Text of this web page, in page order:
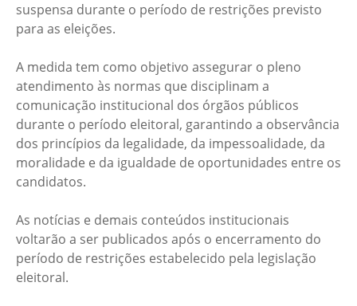
suspensa durante o período de restrições previsto
para as eleições.
A medida tem como objetivo assegurar o pleno
atendimento às normas que disciplinam a
comunicação institucional dos órgãos públicos
durante o período eleitoral, garantindo a observância
dos princípios da legalidade, da impessoalidade, da
moralidade e da igualdade de oportunidades entre os
candidatos.
As notícias e demais conteúdos institucionais
voltarão a ser publicados após o encerramento do
período de restrições estabelecido pela legislação
eleitoral.